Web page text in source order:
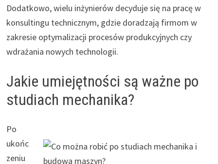
Dodatkowo, wielu inżynierów decyduje się na pracę w
konsultingu technicznym, gdzie doradzają firmom w
zakresie optymalizacji procesów produkcyjnych czy
wdrażania nowych technologii.
Jakie umiejętności są ważne po
studiach mechanika?
Po
ukońc
zeniu